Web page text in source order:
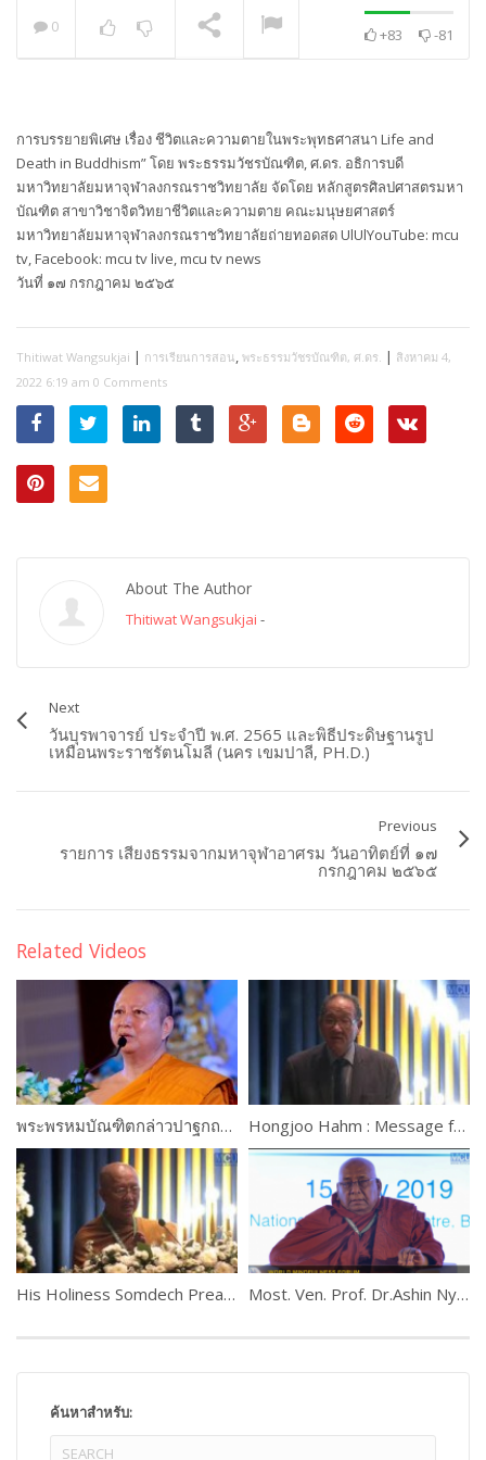
0 +83 -81
การบรรยายพิเศษ เรื่อง ชีวิตและความตายในพระพุทธศาสนา Life and
Death in Buddhism” โดย พระธรรมวัชรบัณฑิต, ศ.ดร. อธิการบดี
มหาวิทยาลัยมหาจุฬาลงกรณราชวิทยาลัย จัดโดย หลักสูตรศิลปศาสตรมหา
บัณฑิต สาขาวิชาจิตวิทยาชีวิตและความตาย คณะมนุษยศาสตร์
มหาวิทยาลัยมหาจุฬาลงกรณราชวิทยาลัยถ่ายทอดสด UlUlYouTube: mcu
tv, Facebook: mcu tv live, mcu tv news
วันที่ ๑๗ กรกฎาคม ๒๕๖๕
Thitiwat Wangsukjai | การเรียนการสอน, พระธรรมวัชรบัณฑิต, ศ.ดร. | สิงหาคม 4,
2022 6:19 am 0 Comments
About The Author
Thitiwat Wangsukjai -
Next
วันบุรพาจารย์ ประจำปี พ.ศ. 2565 และพิธีประดิษฐานรูป
เหมือนพระราชรัตนโมลี (นคร เขมปาลี, PH.D.)
Previous
รายการ เสียงธรรมจากมหาจุฬาอาศรม วันอาทิตย์ที่ ๑๗
กรกฎาคม ๒๕๖๕
Related Videos
พระพรหมบัณฑิตกล่าวปาฐกถาพิเศษ เรื่อง ขันติธรรมทางศาสนา Hongjoo Hahm : Message from H.E. Antonio Guterres, UN Secretary-General
His Holiness Somdech Preah Mahasangharajah Bour Kry, Cambodia Most. Ven. Prof. Dr.Ashin Nyanissara
ค้นหาสำหรับ: